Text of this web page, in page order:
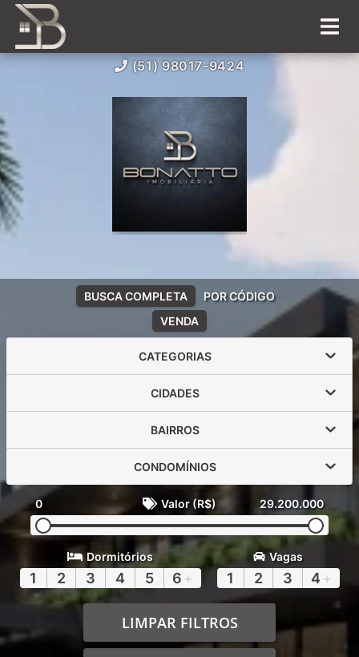
(51) 98017-9424
VENDA
BUSCA COMPLETA POR CÓDIGO
CATEGORIAS
CIDADES
BAIRROS
CONDOMÍNIOS
0 Valor (R$) 29.200.000
Dormitórios
1 2 3 4 5 6 +
Vagas
1 2 3 4 +
LIMPAR FILTROS